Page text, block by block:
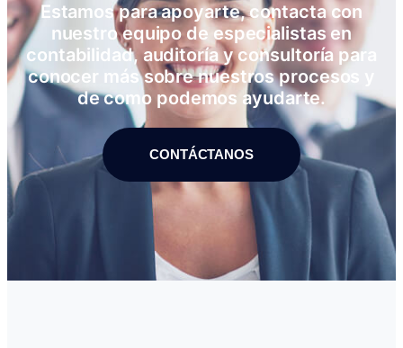
Estamos para apoyarte, contacta con
nuestro equipo de especialistas en
contabilidad, auditoría y consultoría para
conocer más sobre nuestros procesos y
de como podemos ayudarte.
CONTÁCTANOS